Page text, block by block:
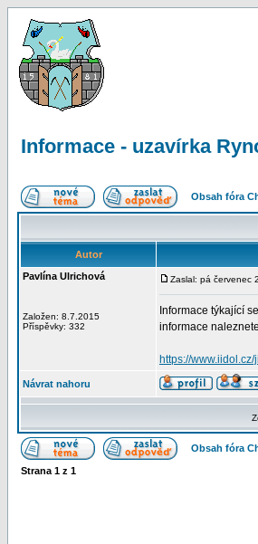
Informace - uzavírka
Obsah fóra
Autor
Pavlína Ulrichová
Založen: 8.7.2015
Příspěvky: 332
Zaslal: pá červenec
Informace týkající
informace
https://
Návrat nahoru
Obsah fóra
Strana 1 z 1